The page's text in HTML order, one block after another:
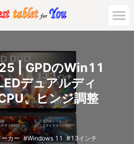
| GPDのWin11
デュアルディ
、ヒンジ調整
ーカー Windows 11 13インチ